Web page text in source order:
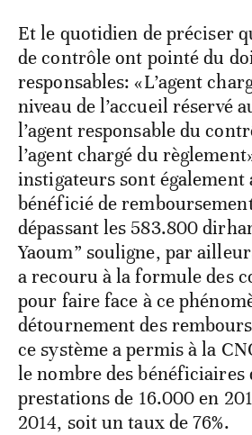
Et le quotidien de préciser
de contrôle ont pointé du
responsables: «L’agent
niveau de l’accueil réservé
l’agent responsable du
l’agent chargé du
instigateurs sont également
bénéficié de
dépassant les 583.800
Yaoum” souligne, par
a recouru à la formule des
pour faire face à ce
détournement des
ce système a permis à la
le nombre des bénéficiaires
prestations de 16.000 en
2014, soit un taux de 76%.